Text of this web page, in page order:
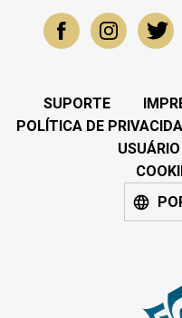
SUPORTE
POLÍTICA DE